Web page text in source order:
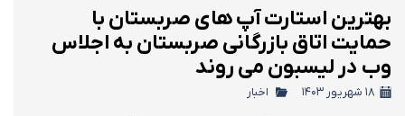
بهترین استارت آپ های صربستان با
حمایت اتاق بازرگانی صربستان به اجلاس
وب در لیسبون می روند
۱۸ شهریور ۱۴۰۳ اخبار